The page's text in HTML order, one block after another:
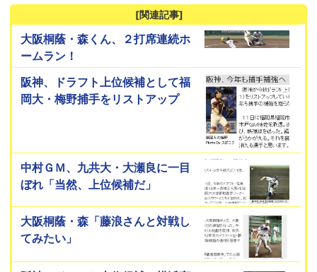
[関連記事]
大阪桐蔭・森くん、２打席連続ホ
ームラン！
阪神、ドラフト上位候補として福
岡大・梅野捕手をリストアップ
中村ＧＭ、九共大・大瀬良に一目
ぼれ「当然、上位候補だ」
大阪桐蔭・森「藤浪さんと対戦し
てみたい」